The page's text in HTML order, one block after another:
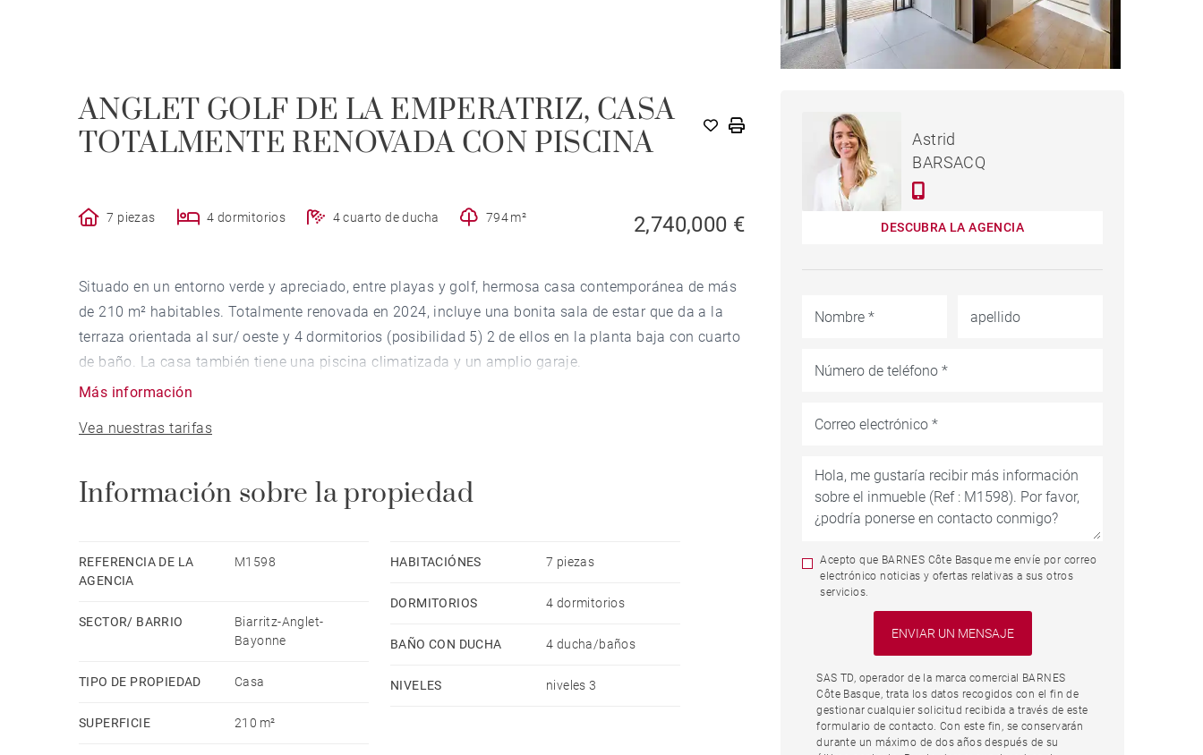
ANGLET GOLF DE LA EMPERATRIZ, CASA
TOTALMENTE RENOVADA CON PISCINA
7 piezas 4 dormitorios 4 cuarto de ducha 794 m² 2,740,000 €
Situado en un entorno verde y apreciado, entre playas y golf, hermosa casa contemporánea de más
de 210 m² habitables. Totalmente renovada en 2024, incluye una bonita sala de estar que da a la
terraza orientada al sur/ oeste y 4 dormitorios (posibilidad 5) 2 de ellos en la planta baja con cuarto
de baño. La casa también tiene una piscina climatizada y un amplio garaje.
Más información
Vea nuestras tarifas
Información sobre la propiedad
REFERENCIA DE LA
AGENCIA
M1598
SECTOR/ BARRIO
Biarritz-Anglet-
Bayonne
TIPO DE PROPIEDAD Casa
SUPERFICIE 210 m²
HABITACIÓNES 7 piezas
DORMITORIOS 4 dormitorios
BAÑO CON DUCHA 4 ducha/baños
NIVELES niveles 3
CASA ANGLET - 210 M²
Astrid
BARSACQ
DESCUBRA LA AGENCIA
Acepto que BARNES Côte Basque me envíe por correo
electrónico noticias y ofertas relativas a sus otros
servicios.
SAS TD, operador de la marca comercial BARNES
Côte Basque, trata los datos recogidos con el fin de
gestionar cualquier solicitud recibida a través de este
formulario de contacto. Con este fin, se conservarán
durante un máximo de dos años después de su